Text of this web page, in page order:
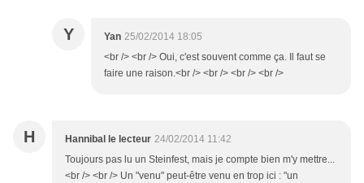
Y Yan 25/02/2014 18:05
<br /> <br /> Oui, c'est souvent comme ça. Il faut se
faire une raison.<br /> <br /> <br /> <br />
H Hannibal le lecteur 24/02/2014 11:42
Toujours pas lu un Steinfest, mais je compte bien m'y mettre...
<br /> <br /> Un "venu" peut-être venu en trop ici : "un